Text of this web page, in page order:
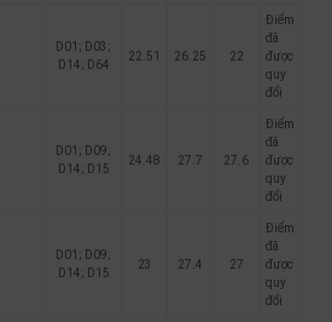
D01; D03;
D14; D64
22.51 26.25 22
Điểm
đã
được
quy
đổi
D01; D09;
D14; D15
24.48 27.7 27.6
Điểm
đã
được
quy
đổi
D01; D09;
D14; D15
23 27.4 27
Điểm
đã
được
quy
đổi